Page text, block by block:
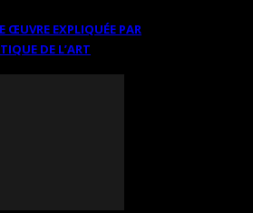
ŒUVRE EXPLIQUÉE PAR
DE L’ART